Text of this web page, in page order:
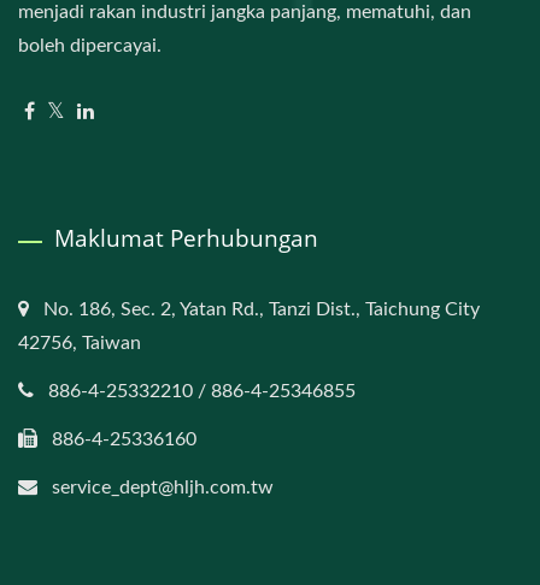
menjadi rakan industri jangka panjang, mematuhi, dan
boleh dipercayai.
Maklumat Perhubungan
No. 186, Sec. 2, Yatan Rd., Tanzi Dist., Taichung City
42756, Taiwan
886-4-25332210 / 886-4-25346855
886-4-25336160
service_dept@hljh.com.tw